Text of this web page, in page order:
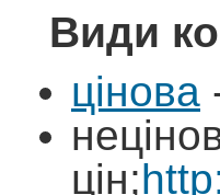
Види
цінова
цін;